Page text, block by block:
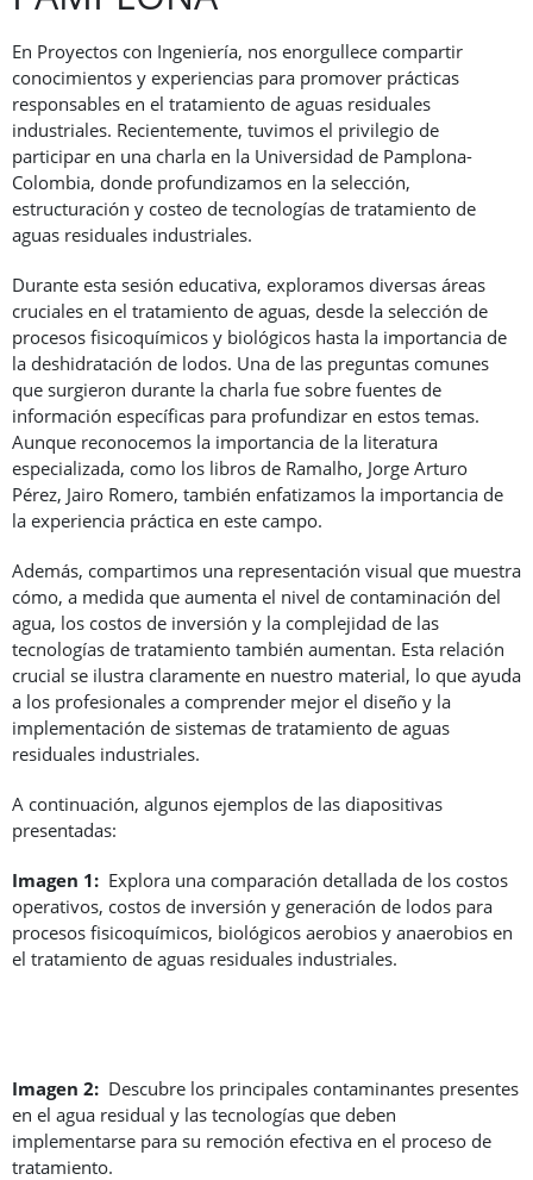
En Proyectos con Ingeniería, nos enorgullece compartir
conocimientos y experiencias para promover prácticas
responsables en el tratamiento de aguas residuales
industriales. Recientemente, tuvimos el privilegio de
participar en una charla en la Universidad de Pamplona-
Colombia, donde profundizamos en la selección,
estructuración y costeo de tecnologías de tratamiento de
aguas residuales industriales.
Durante esta sesión educativa, exploramos diversas áreas
cruciales en el tratamiento de aguas, desde la selección de
procesos fisicoquímicos y biológicos hasta la importancia de
la deshidratación de lodos. Una de las preguntas comunes
que surgieron durante la charla fue sobre fuentes de
información específicas para profundizar en estos temas.
Aunque reconocemos la importancia de la literatura
especializada, como los libros de Ramalho, Jorge Arturo
Pérez, Jairo Romero, también enfatizamos la importancia de
la experiencia práctica en este campo.
Además, compartimos una representación visual que muestra
cómo, a medida que aumenta el nivel de contaminación del
agua, los costos de inversión y la complejidad de las
tecnologías de tratamiento también aumentan. Esta relación
crucial se ilustra claramente en nuestro material, lo que ayuda
a los profesionales a comprender mejor el diseño y la
implementación de sistemas de tratamiento de aguas
residuales industriales.
A continuación, algunos ejemplos de las diapositivas
presentadas:
Imagen 1: Explora una comparación detallada de los costos
operativos, costos de inversión y generación de lodos para
procesos fisicoquímicos, biológicos aerobios y anaerobios en
el tratamiento de aguas residuales industriales.
Imagen 2: Descubre los principales contaminantes presentes
en el agua residual y las tecnologías que deben
implementarse para su remoción efectiva en el proceso de
tratamiento.